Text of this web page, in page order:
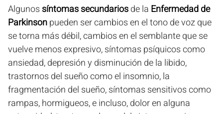
Algunossíntomas secundariosde la Enfermedad de
Parkinsonpueden ser cambios en el tono de voz que
se torna más débil, cambios en el semblante que se
vuelve menos expresivo, síntomas psíquicos como
ansiedad, depresión y disminución de la libido,
trastornos del sueño como el insomnio, la
fragmentación del sueño, síntomas sensitivos como
rampas, hormigueos, e incluso, dolor en alguna